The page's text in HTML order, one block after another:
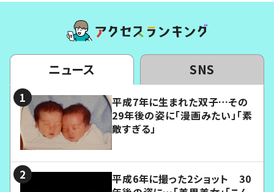
ニュース SNS
平成7年に生まれた双子…その
29年後の姿に「漫画みたい」「素
敵すぎる」
平成6年に撮った2ショット 30